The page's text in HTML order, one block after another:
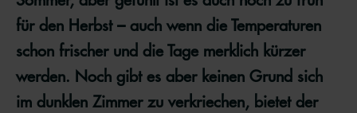
für den Herbst – auch wenn die Temperaturen
schon frischer und die Tage merklich kürzer
werden. Noch gibt es aber keinen Grund sich
im dunklen Zimmer zu verkriechen, bietet der